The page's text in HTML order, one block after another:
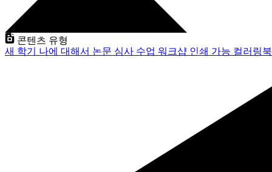
콘텐츠 유형
새 학기 나에 대해서 논문 심사 수업 워크샵 인쇄 가능 컬러링북